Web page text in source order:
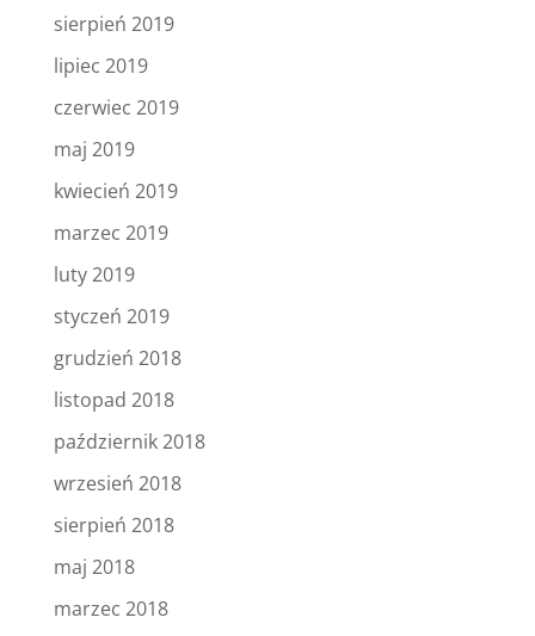
sierpień 2019
lipiec 2019
czerwiec 2019
maj 2019
kwiecień 2019
marzec 2019
luty 2019
styczeń 2019
grudzień 2018
listopad 2018
październik 2018
wrzesień 2018
sierpień 2018
maj 2018
marzec 2018